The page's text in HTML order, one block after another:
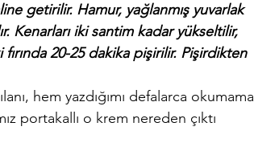
getirilir. Hamur, yağlanmış yuvarlak
Kenarları iki santim kadar yükseltilir,
20-25 dakika pişirilir. Pişirdikten
hem yazdığımı defalarca okumama
portakallı o krem nereden çıktı